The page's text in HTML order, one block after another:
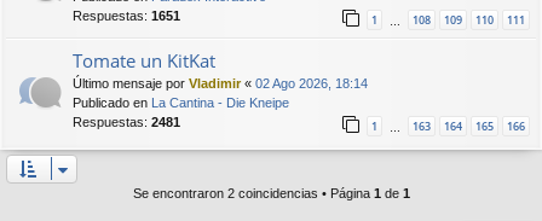
Respuestas: 1651 1 108 109 110 111
Tomate un KitKat
Último mensaje por Vladimir« 02 Ago 2026, 18:14
Publicado en La Cantina - Die Kneipe
Respuestas: 2481 1 163 164 165 166
Se encontraron 2 coincidencias • Página 1 de 1